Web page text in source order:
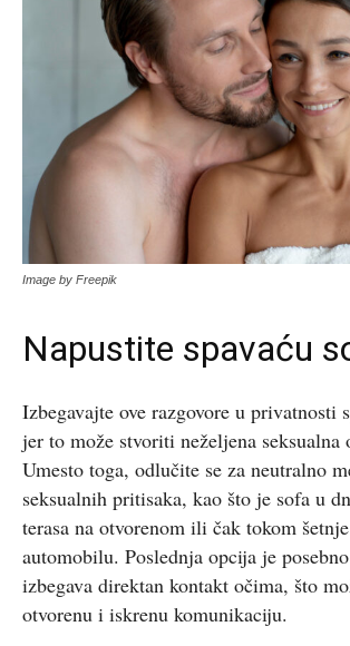
Image by Freepik
Napustite spavaću
Izbegavajte ove razgovore u privatnosti
jer to može stvoriti neželjena seksualna
Umesto toga, odlučite se za neutralno
seksualnih pritisaka, kao što je sofa u
terasa na otvorenom ili čak tokom
automobilu. Poslednja opcija je
izbegava direktan kontakt očima, što
otvorenu i iskrenu komunikaciju.